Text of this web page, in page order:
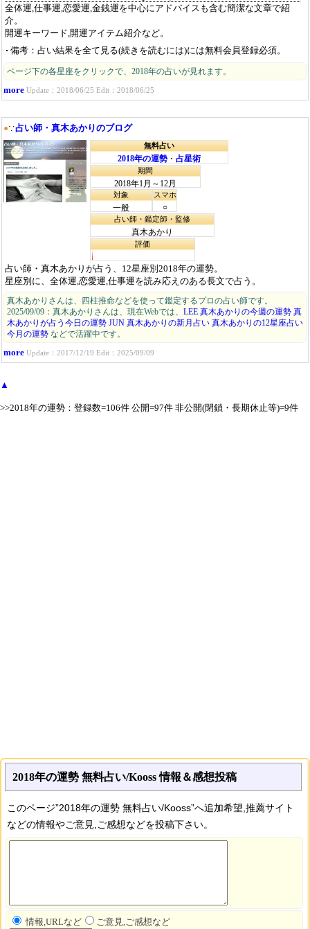
全体運,仕事運,恋愛運,金銭運を中心にアドバイスも含む簡潔な文章で紹
介。
開運キーワード,開運アイテム紹介など。
備考：占い結果を全て見る(続きを読むには)には無料会員登録必須。
ページ下の各星座をクリックで、2018年の占いが見れます。
more Update：2018/06/25 Edit：2018/06/25
●∵占い師・真木あかりのブログ
無料占い
2018年の運勢 ・ 占星術
期間
2018年1月～12月
対象
一般
スマホ
○
占い師・鑑定師・監修
真木あかり
評価
占い師・真木あかりが占う、12星座別2018年の運勢。
星座別に、全体運,恋愛運,仕事運を読み応えのある長文で占う。
真木あかりさんは、四柱推命などを使って鑑定するプロの占い師です。
2025/09/09：真木あかりさんは、現在Webでは、 LEE 真木あかりの今週の運勢 真
木あかりが占う今日の運勢 JUN 真木あかりの新月占い 真木あかりの12星座占い
今月の運勢 などで活躍中です。
more Update：2017/12/19 Edit：2025/09/09
▲
>>2018年の運勢：登録数=106件 公開=97件 非公開(閉鎖・長期休止等)=9件
2018年の運勢 無料占い/Kooss 情報＆感想投稿
このページ”2018年の運勢 無料占い/Kooss”へ追加希望,推薦サイト
などの情報やご意見,ご感想などを投稿下さい。
情報,URLなど
ご意見,ご感想など